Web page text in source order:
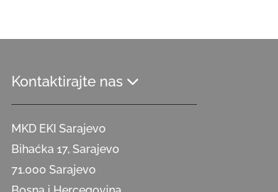
Kontaktirajte nas
MKD EKI Sarajevo
Bihaćka 17, Sarajevo
71.000 Sarajevo